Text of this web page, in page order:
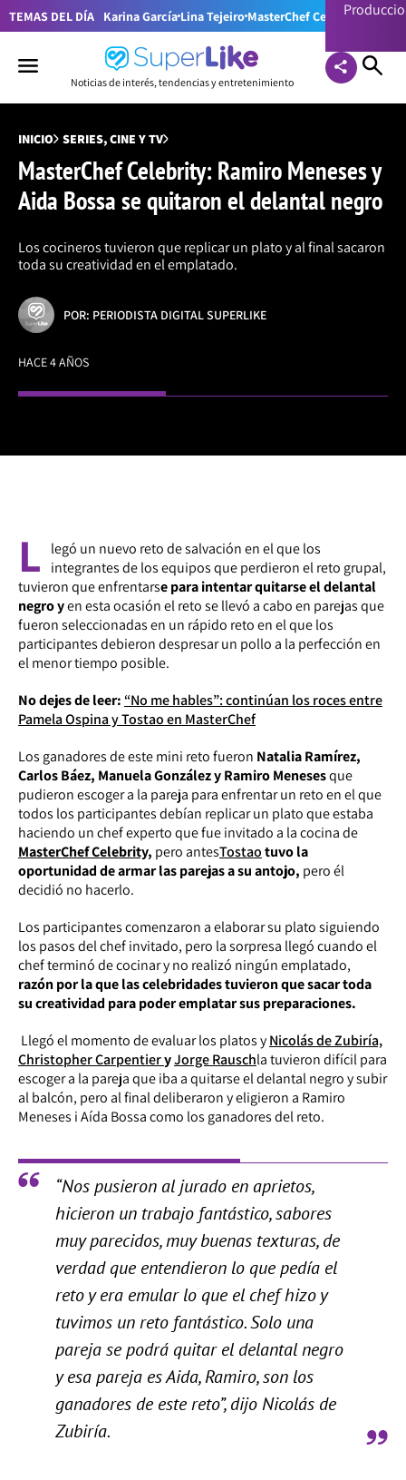
TEMAS DEL DÍA Karina García Lina Tejeiro MasterChef Celebrity
Noticias de interés, tendencias y entretenimiento
INICIO SERIES, CINE Y TV
MasterChef Celebrity: Ramiro Meneses y
Aida Bossa se quitaron el delantal negro
Los cocineros tuvieron que replicar un plato y al final sacaron
toda su creatividad en el emplatado.
POR: PERIODISTA DIGITAL SUPERLIKE
HACE 4 AÑOS
L
legó un nuevo reto de salvación en el que los
integrantes de los equipos que perdieron el reto grupal,
tuvieron que enfrentarse para intentar quitarse el delantal
negro yen esta ocasión el reto se llevó a cabo en parejas que
fueron seleccionadas en un rápido reto en el que los
participantes debieron despresar un pollo a la perfección en
el menor tiempo posible.
No dejes de leer: “No me hables”: continúan los roces entre
Pamela Ospina y Tostao en MasterChef
Los ganadores de este mini reto fueron Natalia Ramírez,
Carlos Báez, Manuela González y Ramiro Menesesque
pudieron escoger a la pareja para enfrentar un reto en el que
todos los participantes debían replicar un plato que estaba
haciendo un chef experto que fue invitado a la cocina de
MasterChef Celebrity, pero antesTostaotuvo la
oportunidad de armar las parejas a su antojo, pero él
decidió no hacerlo.
Los participantes comenzaron a elaborar su plato siguiendo
los pasos del chef invitado, pero la sorpresa llegó cuando el
chef terminó de cocinar y no realizó ningún emplatado,
razón por la que las celebridades tuvieron que sacar toda
su creatividad para poder emplatar sus preparaciones.
Llegó el momento de evaluar los platos yNicolás de Zubiría,
Christopher CarpentieryJorge Rauschla tuvieron difícil para
escoger a la pareja que iba a quitarse el delantal negro y subir
al balcón, pero al final deliberaron y eligieron a Ramiro
Meneses i Aída Bossa como los ganadores del reto.
“Nos pusieron al jurado en aprietos,
hicieron un trabajo fantástico, sabores
muy parecidos, muy buenas texturas, de
verdad que entendieron lo que pedía el
reto y era emular lo que el chef hizo y
tuvimos un reto fantástico. Solo una
pareja se podrá quitar el delantal negro
y esa pareja es Aida, Ramiro, son los
ganadores de este reto”, dijo Nicolás de
Zubiría.